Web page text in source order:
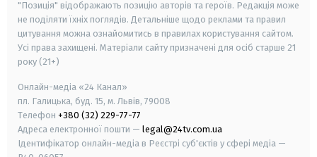
"Позиція" відображають позицію авторів та героїв. Редакція може
не поділяти їхніх поглядів. Детальніше щодо реклами та правил
цитування можна ознайомитись в правилах користування сайтом.
Усі права захищені. Матеріали сайту призначені для осіб старше 21
року (21+)
Онлайн-медіа «24 Канал»
пл. Галицька, буд. 15, м. Львів, 79008
Телефон +380 (32) 229-77-77
Адреса електронної пошти — legal@24tv.com.ua
Ідентифікатор онлайн-медіа в Реєстрі суб'єктів у сфері медіа —